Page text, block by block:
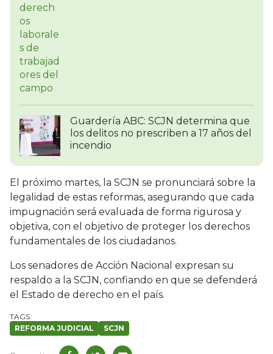
Guardería ABC: SCJN determina que
los delitos no prescriben a 17 años del
incendio
El próximo martes, la SCJN se pronunciará sobre la
legalidad de estas reformas, asegurando que cada
impugnación será evaluada de forma rigurosa y
objetiva, con el objetivo de proteger los derechos
fundamentales de los ciudadanos.
Los senadores de Acción Nacional expresan su
respaldo a la SCJN, confiando en que se defenderá
el Estado de derecho en el país.
REFORMA JUDICIAL SCJN